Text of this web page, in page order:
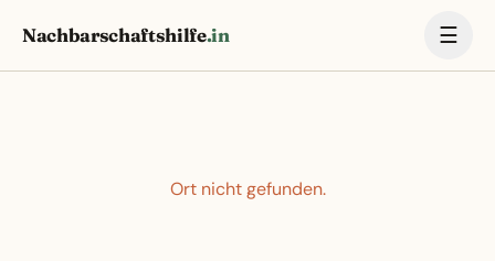
Nachbarschaftshilfe.in ☰
Ort nicht gefunden.